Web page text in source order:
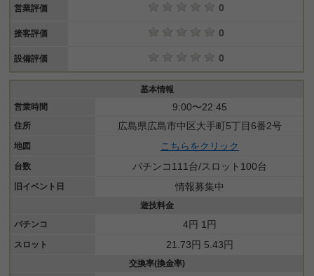
営業評価 0
接客評価 0
設備評価 0
基本情報
営業時間
9:00〜22:45
住所 広島県広島市中区大手町5丁目6番2号
地図 こちらをクリック
台数 パチンコ111台/スロット100台
旧イベント日 情報募集中
遊技料金
パチンコ
4円 1円
スロット 21.73円 5.43円
交換率(換金率)